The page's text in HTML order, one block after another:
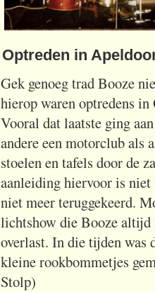
Optreden in
Gek genoeg trad Booze
hierop waren optredens
Vooral dat laatste ging
andere een motorclub als
stoelen en tafels door de
aanleiding hiervoor is
niet meer teruggekeerd.
lichtshow die Booze altijd
overlast. In die tijden was
kleine rookbommetjes
Stolp)